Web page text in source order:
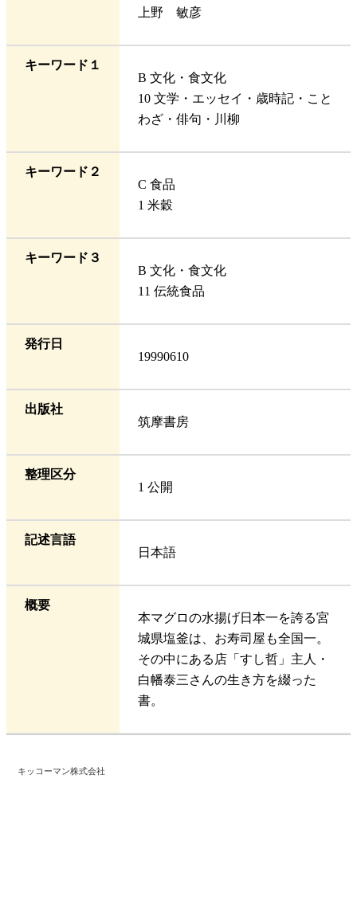
上野 敏彦
キーワード１
B 文化・食文化
10 文学・エッセイ・歳時記・こと
わざ・俳句・川柳
キーワード２
C 食品
1 米穀
キーワード３
B 文化・食文化
11 伝統食品
発行日
19990610
出版社
筑摩書房
整理区分
1 公開
記述言語
日本語
概要
本マグロの水揚げ日本一を誇る宮
城県塩釜は、お寿司屋も全国一。
その中にある店「すし哲」主人・
白幡泰三さんの生き方を綴った
書。
キッコーマン株式会社